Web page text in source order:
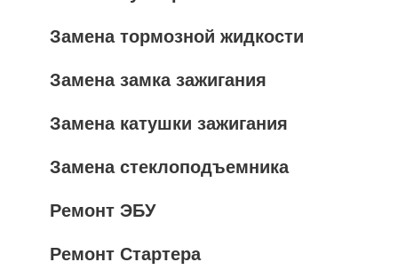
Замена тормозной жидкости
Замена замка зажигания
Замена катушки зажигания
Замена стеклоподъемника
Ремонт ЭБУ
Ремонт Стартера